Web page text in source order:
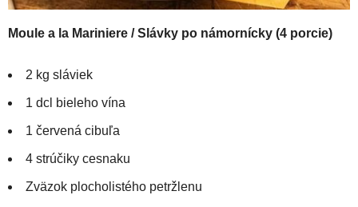
Moule a la Mariniere / Slávky po námornícky (4 porcie)
2 kg sláviek
1 dcl bieleho vína
1 červená cibuľa
4 strúčiky cesnaku
Zväzok plocholistého petržlenu